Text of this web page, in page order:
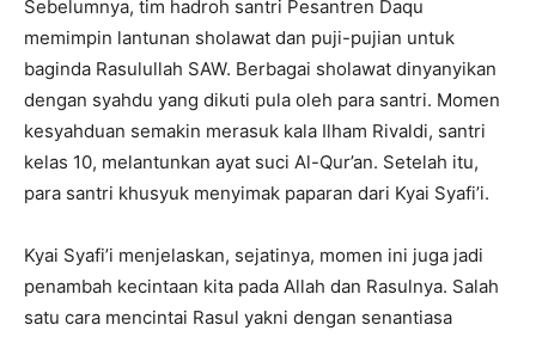
Sebelumnya, tim hadroh santri Pesantren Daqu
memimpin lantunan sholawat dan puji-pujian untuk
baginda Rasulullah SAW. Berbagai sholawat dinyanyikan
dengan syahdu yang dikuti pula oleh para santri. Momen
kesyahduan semakin merasuk kala Ilham Rivaldi, santri
kelas 10, melantunkan ayat suci Al-Qur’an. Setelah itu,
para santri khusyuk menyimak paparan dari Kyai Syafi’i.
Kyai Syafi’i menjelaskan, sejatinya, momen ini juga jadi
penambah kecintaan kita pada Allah dan Rasulnya. Salah
satu cara mencintai Rasul yakni dengan senantiasa